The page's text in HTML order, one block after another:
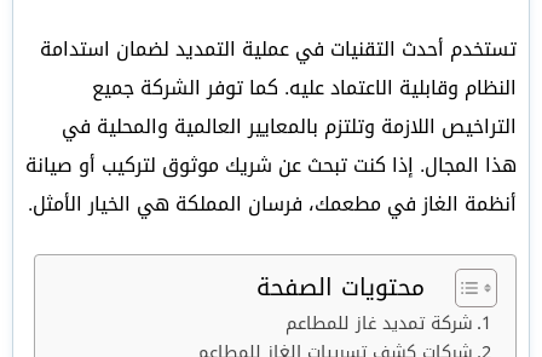
تستخدم أحدث التقنيات في عملية التمديد لضمان استدامة
النظام وقابلية الاعتماد عليه. كما توفر الشركة جميع
التراخيص اللازمة وتلتزم بالمعايير العالمية والمحلية في
هذا المجال. إذا كنت تبحث عن شريك موثوق لتركيب أو صيانة
أنظمة الغاز في مطعمك، فرسان المملكة هي الخيار الأمثل.
محتويات الصفحة
شركة تمديد غاز للمطاعم